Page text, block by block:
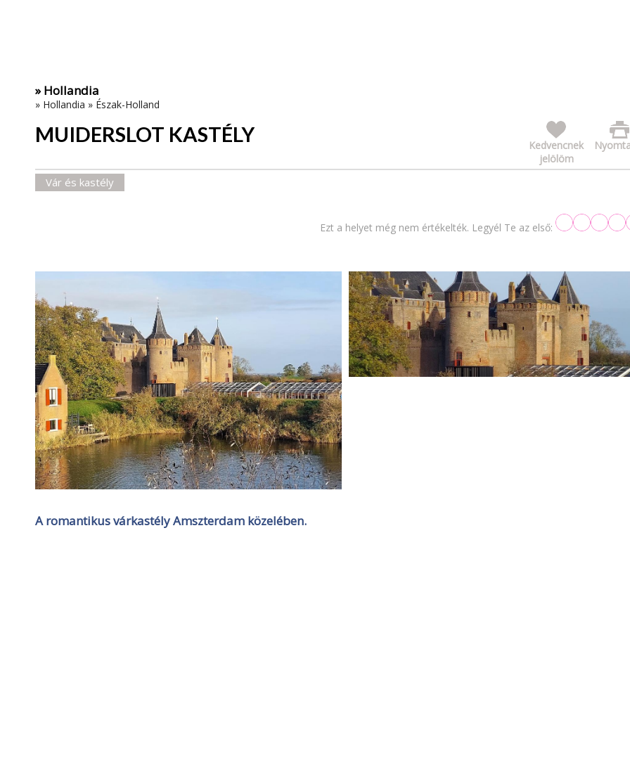
» Hollandia
» Hollandia » Észak-Holland
MUIDERSLOT KASTÉLY
Kedvencnek
jelölöm
Vár és kastély
Ezt a helyet még nem értékelték. Legyél Te az első:
A romantikus várkastély Amszterdam közelében.